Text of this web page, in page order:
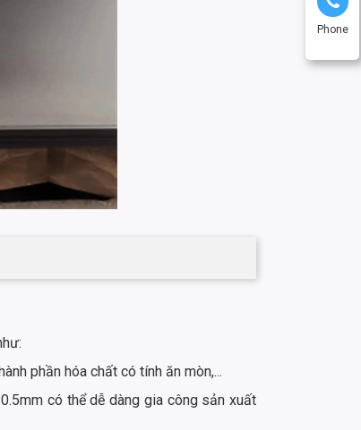
Phone
phần hóa chất có tính ăn mòn,...
có thể dễ dàng gia công sản xuất